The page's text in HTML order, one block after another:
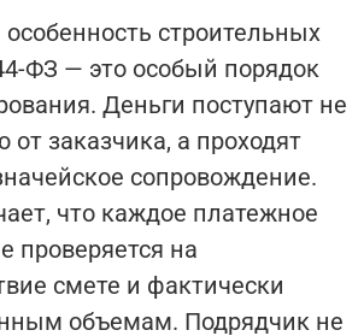
строительных
ФЗ — это особый порядок
Деньги поступают не
от заказчика, а проходят
сопровождение.
что каждое платежное
проверяется на
смете и фактически
объемам. Подрядчик не